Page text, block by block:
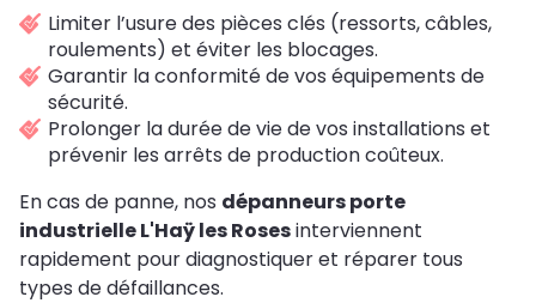
Limiter l’usure des pièces clés (ressorts, câbles,
roulements) et éviter les blocages.
Garantir la conformité de vos équipements de
sécurité.
Prolonger la durée de vie de vos installations et
prévenir les arrêts de production coûteux.
En cas de panne, nos dépanneurs porte
industrielle L'Haÿ les Rosesinterviennent
rapidement pour diagnostiquer et réparer tous
types de défaillances.